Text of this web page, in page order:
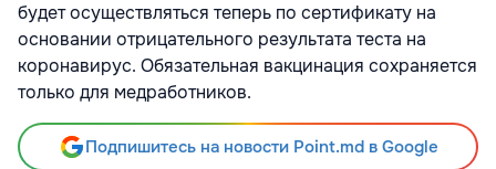
будет осуществляться теперь по сертификату на
основании отрицательного результата теста на
коронавирус. Обязательная вакцинация сохраняется
только для медработников.
Подпишитесь на новости Point.md в Google